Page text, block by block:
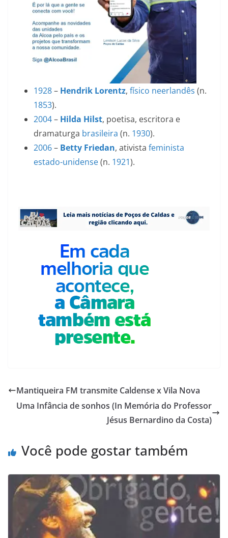
1928– Hendrik Lorentz, físico neerlandês (n.
1853).
2004– Hilda Hilst, poetisa, escritora e
dramaturga brasileira (n. 1930).
2006– Betty Friedan, ativista feminista
estado-unidense(n. 1921).
Mantiqueira FM transmite Caldense x Vila Nova
Uma Infância de sonhos (In Memória do Professor
Jésus Bernardino da Costa)
Você pode gostar também